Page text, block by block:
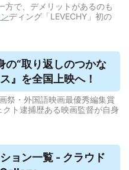
方で、デメリットがあるのも
ディング「LEVECHY」初の
の“取り返しのつかな
』を全国上映へ！
祭・外国語映画最優秀編集賞
クト逮捕歴ある映画監督が自身
ョン一覧 - クラウド